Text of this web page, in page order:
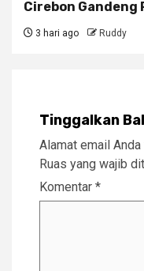
Cirebon Gandeng
3 hari ago Ruddy
Tinggalkan
Alamat email
Ruas yang wajib
Komentar *